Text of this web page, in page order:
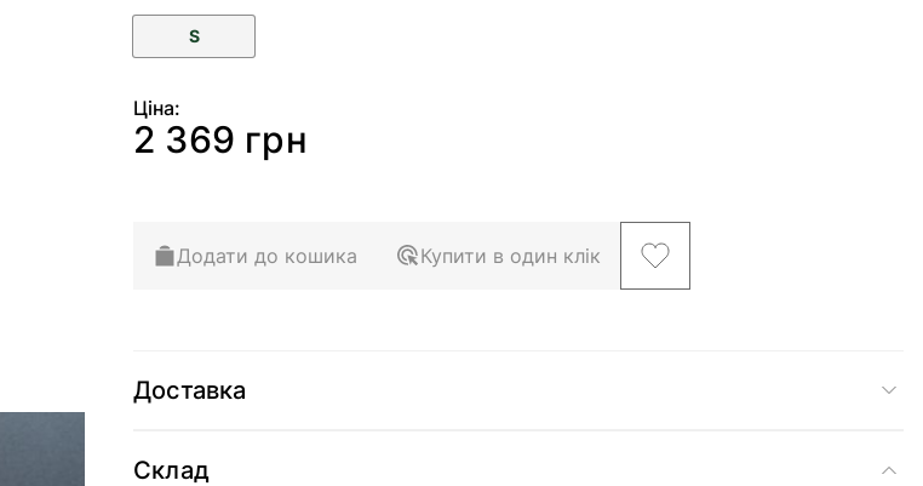
S
Ціна:
2 369 грн
Додати до кошика Купити в один клік
Доставка
Склад